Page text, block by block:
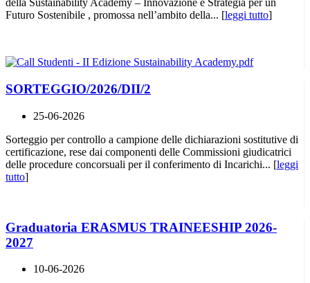
della Sustainability Academy – Innovazione e Strategia per un
Futuro Sostenibile , promossa nell’ambito della... [leggi tutto]
SORTEGGIO/2026/DII/2
25-06-2026
Sorteggio per controllo a campione delle dichiarazioni sostitutive di
certificazione, rese dai componenti delle Commissioni giudicatrici
delle procedure concorsuali per il conferimento di Incarichi... [leggi
tutto]
Graduatoria ERASMUS TRAINEESHIP 2026-
2027
10-06-2026